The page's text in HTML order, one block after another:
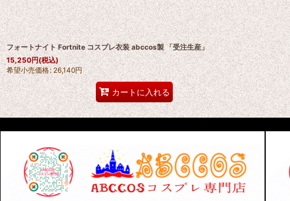
フォートナイト Fortnite コスプレ衣装 abccos製 「受注生産」
15,250円(税込)
希望小売価格: 26,140円
カートに入れる